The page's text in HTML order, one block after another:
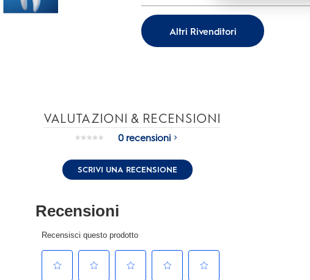
Altri Rivenditori
VALUTAZIONI & RECENSIONI
Nessuna
Stesso
link
alla
0 recensioni
SCRIVI UNA RECENSIONE